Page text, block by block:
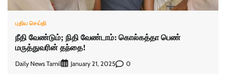
புதிய செய்தி
நீதி வேண்டும்; நிதி வேண்டாம்: கொல்கத்தா பெண்
மருத்துவரின் தந்தை!
Daily News Tamil January 21, 2025 0